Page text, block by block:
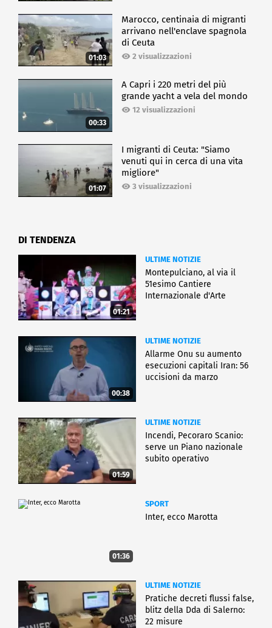
01:03
Marocco, centinaia di migranti
arrivano nell'enclave spagnola
di Ceuta
2 visualizzazioni
00:33
A Capri i 220 metri del più
grande yacht a vela del mondo
12 visualizzazioni
01:07
I migranti di Ceuta: "Siamo
venuti qui in cerca di una vita
migliore"
3 visualizzazioni
DI TENDENZA
01:21
ULTIME NOTIZIE
Montepulciano, al via il
51esimo Cantiere
Internazionale d'Arte
00:38
ULTIME NOTIZIE
Allarme Onu su aumento
esecuzioni capitali Iran: 56
uccisioni da marzo
01:59
ULTIME NOTIZIE
Incendi, Pecoraro Scanio:
serve un Piano nazionale
subito operativo
01:36
SPORT
Inter, ecco Marotta
ULTIME NOTIZIE
Pratiche decreti flussi false,
blitz della Dda di Salerno:
22 misure